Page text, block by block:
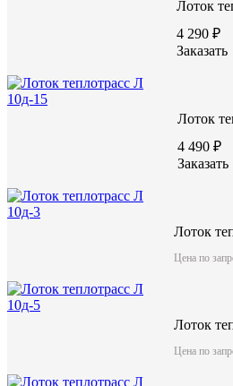
предназначены для
обустройство с использование
установка внутри каналов
двух уложенных один на другой
отрезками швеллеров, которые
Лоток
Лоток
4 290 ₽
Заказать
Лоток
4 490 ₽
Заказать
Лоток
Цена по
Лоток
Цена по